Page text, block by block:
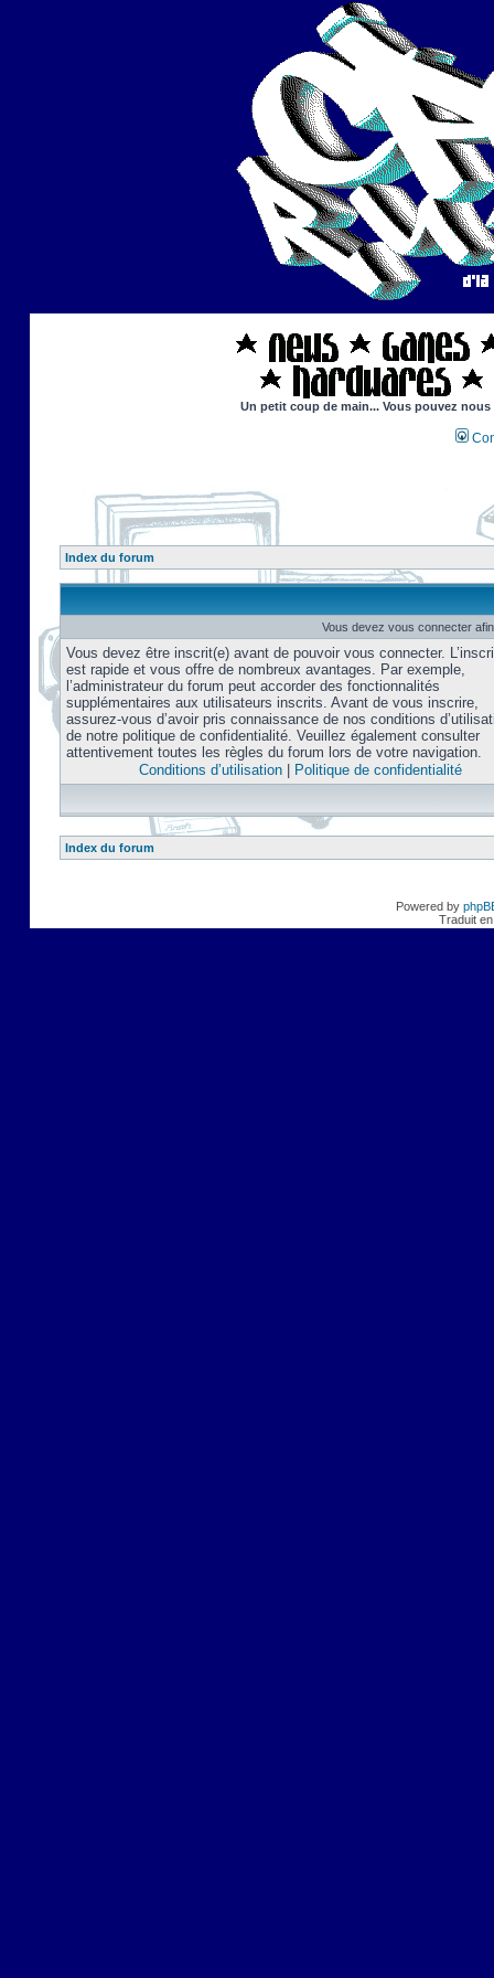
Un petit coup de main... Vous pouvez
Index du forum
Vous devez vous connecter
Vous devez être inscrit(e) avant de pouvoir vous connecter.
est rapide et vous offre de nombreux avantages. Par exemple,
l’administrateur du forum peut accorder des fonctionnalités
supplémentaires aux utilisateurs inscrits. Avant de vous inscrire,
assurez-vous d’avoir pris connaissance de nos conditions
de notre politique de confidentialité. Veuillez également consulter
attentivement toutes les règles du forum lors de votre navigation.
Conditions d’utilisation| Politique de confidentialité
Index du forum
Powered by
Traduit